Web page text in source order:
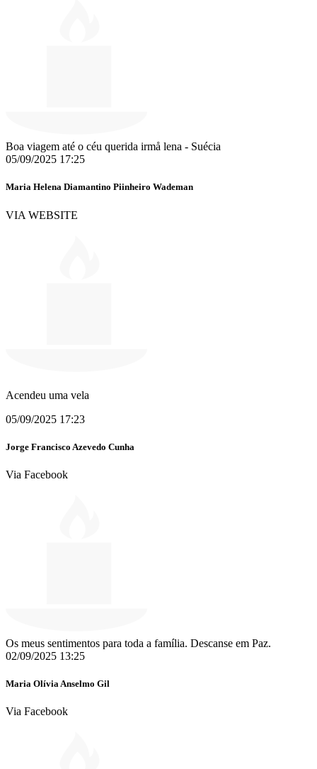
Boa viagem até o céu querida irmå lena - Suécia
05/09/2025 17:25
Maria Helena Diamantino Piinheiro Wademan
VIA WEBSITE
Acendeu uma vela
05/09/2025 17:23
Jorge Francisco Azevedo Cunha
Via Facebook
Os meus sentimentos para toda a família. Descanse em Paz.
02/09/2025 13:25
Maria Olívia Anselmo Gil
Via Facebook